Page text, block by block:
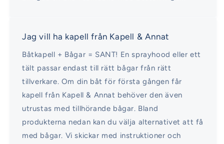
Jag vill ha kapell från Kapell & Annat
Båtkapell + Bågar = SANT! En sprayhood eller ett
tält passar endast till rätt bågar från rätt
tillverkare. Om din båt för första gången får
kapell från Kapell & Annat behöver den även
utrustas med tillhörande bågar. Bland
produkterna nedan kan du välja alternativet att få
med bågar. Vi skickar med instruktioner och